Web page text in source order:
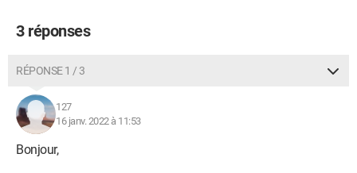
3 réponses
RÉPONSE 1 / 3
127
16 janv. 2022 à 11:53
Bonjour,